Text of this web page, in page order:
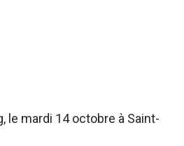
le mardi 14 octobre à Saint-